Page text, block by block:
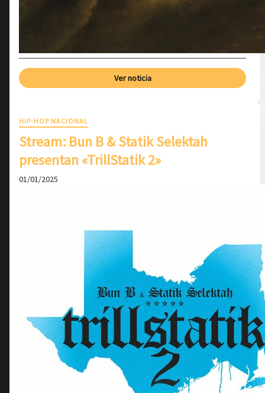
Ver noticia
HIP-HOP NACIONAL
Stream: Bun B & Statik Selektah
presentan «TrillStatik 2»
01/01/2025